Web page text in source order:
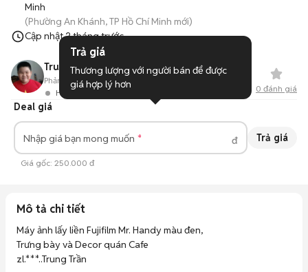
Minh
(Phường An Khánh, TP Hồ Chí Minh mới)
Cập nhật2 tháng trước
Trung Trần
Hoạt động 2 ngày trước
Phản hồi: 75%9Đã bán
0 đánh giá
Deal giá
Nhập giá bạn mong muốn đ Trả giá
Giá gốc: 250.000 đ
Mô tả chi tiết
Máy ảnh lấy liền Fujifilm Mr. Handy màu đen,
Trưng bày và Decor quán Cafe
zl.***..Trung Trần
Trả giá
Thương lượng với người bán để được
giá hợp lý hơn